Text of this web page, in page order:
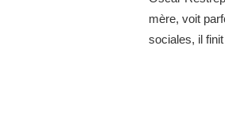
mère, voit
sociales, il